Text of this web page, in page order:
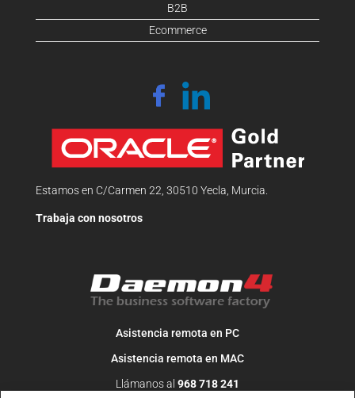
B2B
Ecommerce
Estamos en C/Carmen 22, 30510 Yecla, Murcia.
Trabaja con nosotros
Asistencia remota en PC
Asistencia remota en MAC
Llámanos al 968 718 241